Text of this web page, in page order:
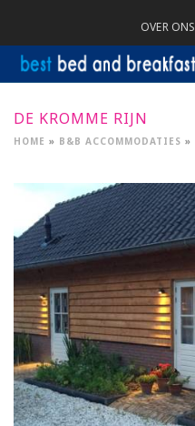
OVER ONS
DE KROMME RIJN
HOME » B&B ACCOMMODATIES »